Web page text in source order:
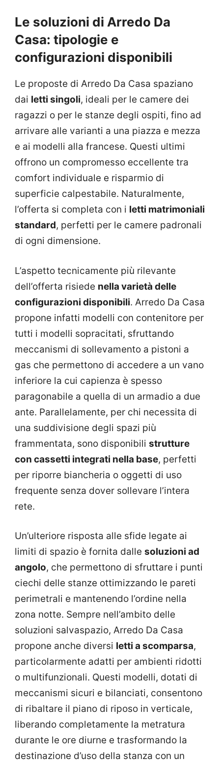
Le soluzioni di Arredo Da
Casa: tipologie e
configurazioni disponibili
Le proposte di Arredo Da Casa spaziano
dai letti singoli, ideali per le camere dei
ragazzi o per le stanze degli ospiti, fino ad
arrivare alle varianti a una piazza e mezza
e ai modelli alla francese. Questi ultimi
offrono un compromesso eccellente tra
comfort individuale e risparmio di
superficie calpestabile. Naturalmente,
l’offerta si completa con i letti matrimoniali
standard, perfetti per le camere padronali
di ogni dimensione.
L’aspetto tecnicamente più rilevante
dell’offerta risiede nella varietà delle
configurazioni disponibili. Arredo Da Casa
propone infatti modelli con contenitore per
tutti i modelli sopracitati, sfruttando
meccanismi di sollevamento a pistoni a
gas che permettono di accedere a un vano
inferiore la cui capienza è spesso
paragonabile a quella di un armadio a due
ante. Parallelamente, per chi necessita di
una suddivisione degli spazi più
frammentata, sono disponibili strutture
con cassetti integrati nella base, perfetti
per riporre biancheria o oggetti di uso
frequente senza dover sollevare l’intera
rete.
Un’ulteriore risposta alle sfide legate ai
limiti di spazio è fornita dalle soluzioni ad
angolo, che permettono di sfruttare i punti
ciechi delle stanze ottimizzando le pareti
perimetrali e mantenendo l’ordine nella
zona notte. Sempre nell’ambito delle
soluzioni salvaspazio, Arredo Da Casa
propone anche diversi letti a scomparsa,
particolarmente adatti per ambienti ridotti
o multifunzionali. Questi modelli, dotati di
meccanismi sicuri e bilanciati, consentono
di ribaltare il piano di riposo in verticale,
liberando completamente la metratura
durante le ore diurne e trasformando la
destinazione d’uso della stanza con un